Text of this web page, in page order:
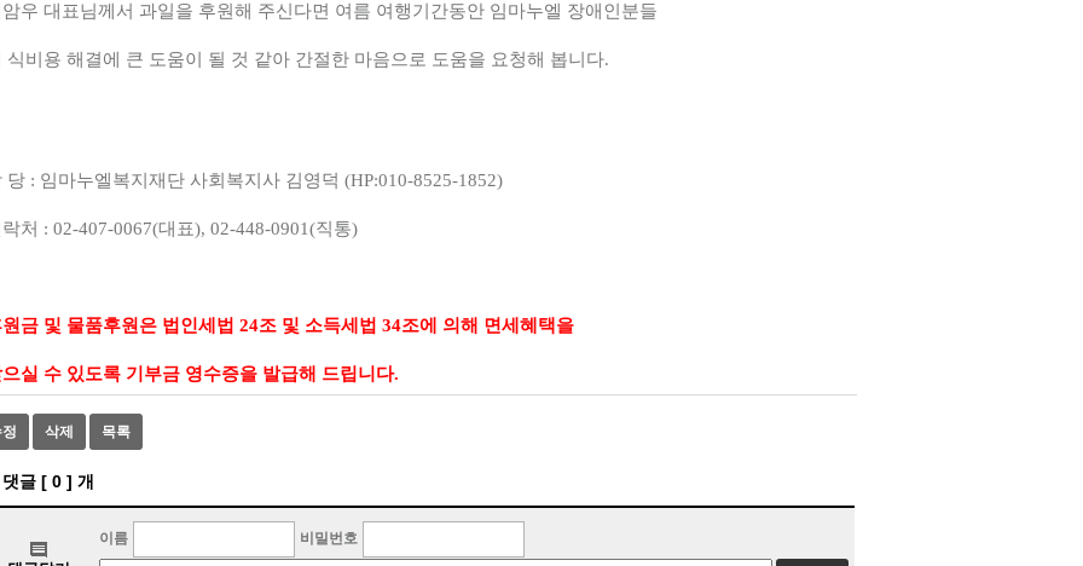
우 대표님께서 과일을 후원해 주신다면 여름 여행기간동안 임마누엘 장애인분들
식비용 해결에 큰 도움이 될 것 같아 간절한 마음으로 도움을 요청해 봅니다.
당 : 임마누엘복지재단 사회복지사 김영덕 (HP:010-8525-1852)
처 : 02-407-0067(대표), 02-448-0901(직통)
원금 및 물품후원은 법인세법 24조 및 소득세법 34조에 의해 면세혜택을
으실 수 있도록 기부금 영수증을 발급해 드립니다.
삭제 목록